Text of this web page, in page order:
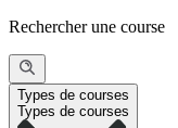
Rechercher une course
Types de courses
Types de courses